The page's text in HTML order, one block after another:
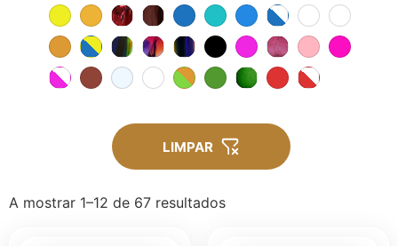
LIMPAR
A mostrar 1–12 de 67 resultados